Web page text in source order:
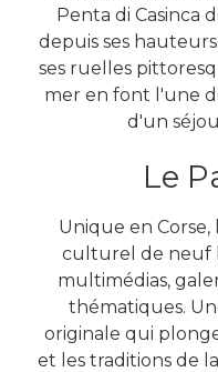
Penta di Casinca
depuis ses
ses ruelles
mer en font l'une
d'un
Le
Unique en
culturel de neuf
multimédias,
thématiques.
originale qui
et les traditions de